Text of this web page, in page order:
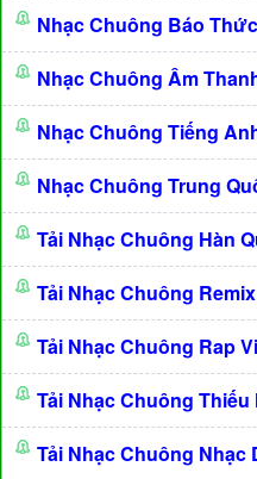
Nhạc Chuông Báo
Nhạc Chuông Âm
Nhạc Chuông Tiếng
Nhạc Chuông Trung
Tải Nhạc Chuông Hàn
Tải Nhạc Chuông
Tải Nhạc Chuông Rap
Tải Nhạc Chuông Thiếu
Tải Nhạc Chuông Nhạc